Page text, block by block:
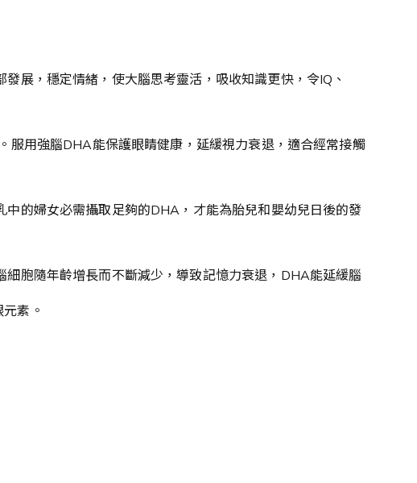
展，穩定情緒，使大腦思考靈活，吸收知識更快，令IQ、
用強腦DHA能保護眼睛健康，延緩視力衰退，適合經常接觸
的婦女必需攝取足夠的DHA，才能為胎兒和嬰幼兒日後的發
胞隨年齡增長而不斷減少，導致記憶力衰退，DHA能延緩腦
素。